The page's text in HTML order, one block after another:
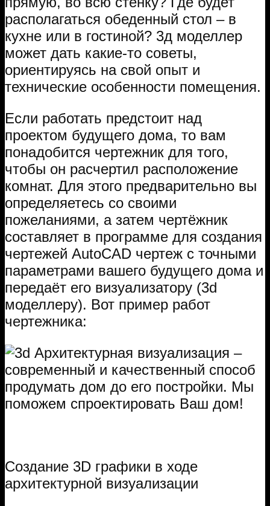
располагаться обеденный стол – в
кухне или в гостиной? 3д моделлер
может дать какие-то советы,
ориентируясь на свой опыт и
технические особенности помещения.
Если работать предстоит над
проектом будущего дома, то вам
понадобится чертежник для того,
чтобы он расчертил расположение
комнат. Для этого предварительно вы
определяетесь со своими
пожеланиями, а затем чертёжник
составляет в программе для создания
чертежей AutoCAD чертеж с точными
параметрами вашего будущего дома и
передаёт его визуализатору (3d
моделлеру). Вот пример работ
чертежника:
Создание 3D графики в ходе
архитектурной визуализации